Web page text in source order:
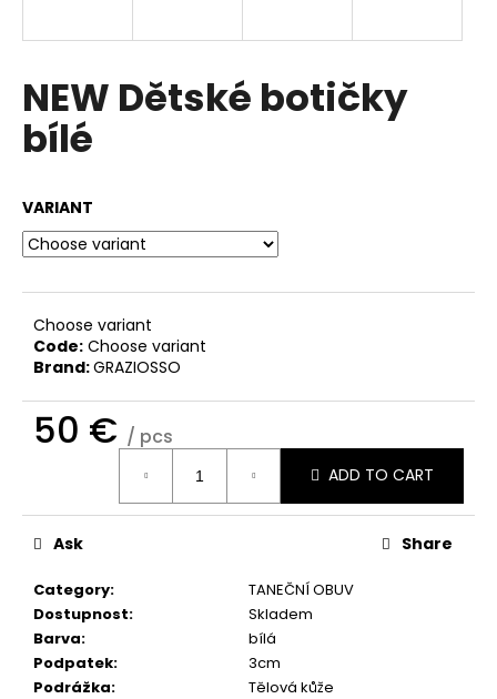
NEW Dětské botičky
bílé
VARIANT
Choose variant
Code: Choose variant
Brand:GRAZIOSSO
50 € / pcs
ADD TO CART
Category:
TANEČNÍ OBUV
Dostupnost:
Skladem
Barva:
bílá
Podpatek:
3cm
Podrážka:
Tělová kůže
Ask Share
g
f
o
?
W
c
o
m
m
e
n
d